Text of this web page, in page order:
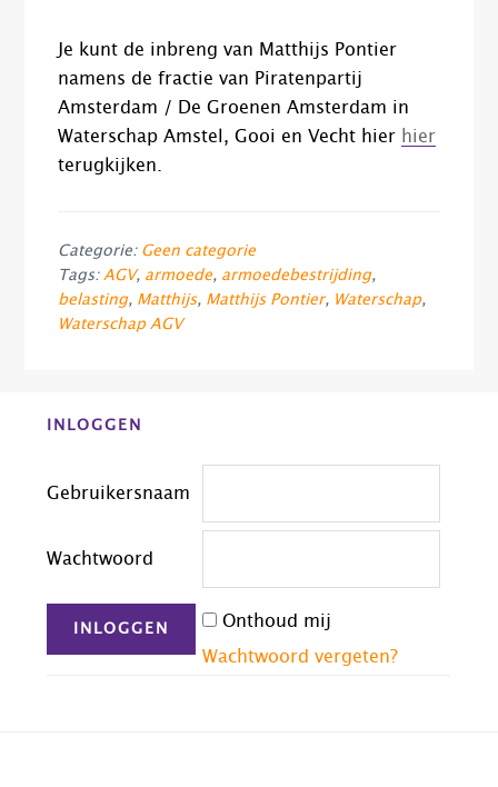
Je kunt de inbreng van Matthijs Pontier
namens de fractie van Piratenpartij
Amsterdam​ / De Groenen Amsterdam​ in
Waterschap Amstel, Gooi en Vecht​ hier hier
terugkijken.
Categorie: Geen categorie
Tags: AGV, armoede, armoedebestrijding,
belasting, Matthijs, Matthijs Pontier, Waterschap,
Waterschap AGV
Before
INLOGGEN
Gebruikersnaam
Wachtwoord
Onthoud mij
Wachtwoord vergeten?